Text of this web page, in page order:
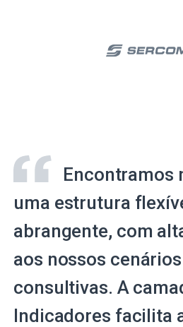
Encontramos
uma estrutura
abrangente, com
aos nossos
consultivas. A
Indicadores facilita